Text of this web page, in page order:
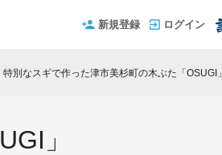
新規登録 ログイン
特別なスギで作った津市美杉町の木ぶた「OSUGI」
」